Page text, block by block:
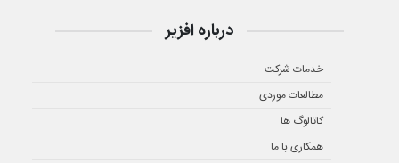
درباره افزیر
خدمات شرکت
مطالعات موردی
کاتالوگ ها
همکاری با ما